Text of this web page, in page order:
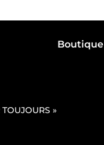
Boutique
»